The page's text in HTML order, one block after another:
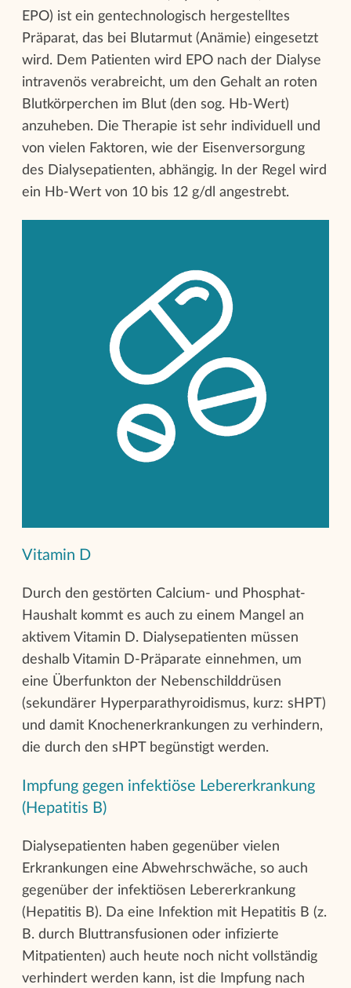
EPO) ist ein gentechnologisch hergestelltes
Präparat, das bei Blutarmut (Anämie) eingesetzt
wird. Dem Patienten wird EPO nach der Dialyse
intravenös verabreicht, um den Gehalt an roten
Blutkörperchen im Blut (den sog. Hb-Wert)
anzuheben. Die Therapie ist sehr individuell und
von vielen Faktoren, wie der Eisenversorgung
des Dialysepatienten, abhängig. In der Regel wird
ein Hb-Wert von 10 bis 12 g/dl angestrebt.
Vitamin D
Durch den gestörten Calcium- und Phosphat-
Haushalt kommt es auch zu einem Mangel an
aktivem Vitamin D. Dialysepatienten müssen
deshalb Vitamin D-Präparate einnehmen, um
eine Überfunkton der Nebenschilddrüsen
(sekundärer Hyperparathyroidismus, kurz: sHPT)
und damit Knochenerkrankungen zu verhindern,
die durch den sHPT begünstigt werden.
Impfung gegen infektiöse Lebererkrankung
(Hepatitis B)
Dialysepatienten haben gegenüber vielen
Erkrankungen eine Abwehrschwäche, so auch
gegenüber der infektiösen Lebererkrankung
(Hepatitis B). Da eine Infektion mit Hepatitis B (z.
B. durch Bluttransfusionen oder infizierte
Mitpatienten) auch heute noch nicht vollständig
verhindert werden kann, ist die Impfung nach